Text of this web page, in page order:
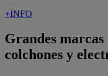
+INFO
Grandes marcas
colchones y